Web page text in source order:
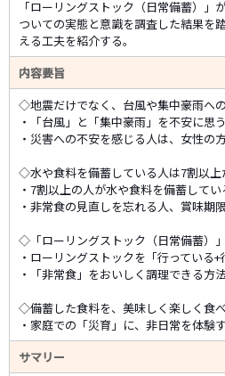
「ローリングストック（日常備蓄）」
ついての実態と意識を調査した結果を
える工夫を紹介する。
内容要旨
◇地震だけでなく、台風や集中豪雨へ
・「台風」と「集中豪雨」を不安に思
・災害への不安を感じる人は、女性の
◇水や食料を備蓄している人は7割以上
・7割以上の人が水や食料を備蓄して
・非常食の見直しを忘れる人、賞味期
◇「ローリングストック（日常備蓄）
・ローリングストックを「行っている
・「非常食」をおいしく調理できる方
◇備蓄した食料を、美味しく楽しく食
・家庭での「災育」に、非日常を体験
サマリー